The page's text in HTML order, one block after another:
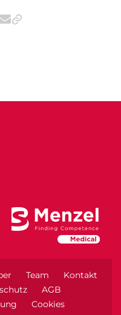
/ Twitter
WhatsApp
via Xing
via LinkedIn
Teilen via E-Mail
Team
Kontakt
AGB
Cookies